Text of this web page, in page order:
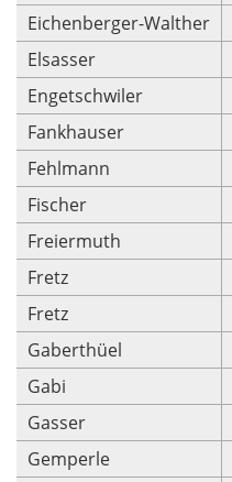
Eichenberger-Walther
Elsasser
Engetschwiler
Fankhauser
Fehlmann
Fischer
Freiermuth
Fretz
Fretz
Gaberthüel
Gabi
Gasser
Gemperle